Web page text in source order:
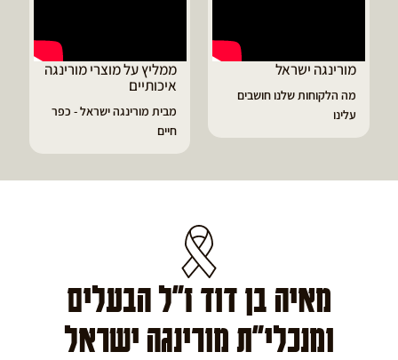
ממליץ על מוצרי מורינגה
מבית מורינגה ישראל - כפר
דיוויד ממליץ על טבליות
מורינגה
הפסקתי לסבול מהתקפי
גאוט ודלקות
מאיה בן דוד ז"ל הבעלים
ומנכלי"ת מורינגה ישראל